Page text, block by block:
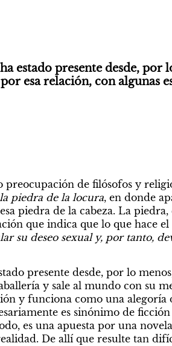
estado presente desde, por
esa relación, con algunas
de filósofos y
piedra de la locura, en donde
piedra de la cabeza. La piedra,
que indica que lo que hace
su deseo sexual y, por tanto,
presente desde, por lo
y sale al mundo con su
y funciona como una alegoría
es sinónimo de
es una apuesta por una
De allí que resulte tan